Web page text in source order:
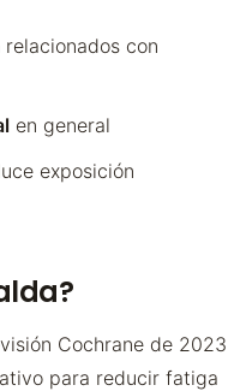
relacionados con
en general
exposición
Cochrane de 2023
para reducir fatiga